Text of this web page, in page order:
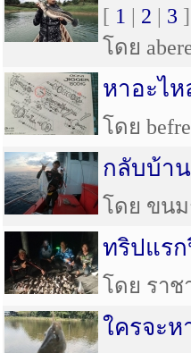
[ 1 | 2 | 3 ]
โดย
หาอะไห
โดย
กลับบ้า
โดย ขนม
ทริปแรก
โดย ราช
ใครจะ